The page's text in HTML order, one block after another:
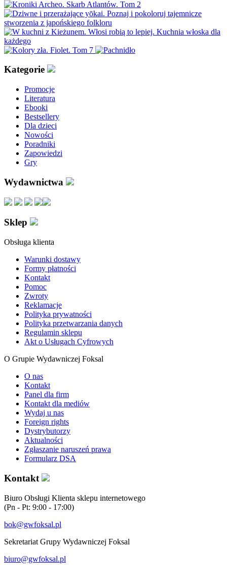
Kategorie
Promocje
Literatura
Ebooki
Bestsellery
Dla dzieci
Nowości
Poradniki
Zapowiedzi
Gry
Wydawnictwa
Sklep
Obsługa klienta
Warunki dostawy
Formy płatności
Kontakt
Pomoc
Zwroty
Reklamacje
Polityka prywatności
Polityka przetwarzania danych
Regulamin sklepu
Akt o Usługach Cyfrowych
O Grupie Wydawniczej Foksal
O nas
Kontakt
Panel dla firm
Kontakt dla mediów
Wydaj u nas
Foreign rights
Dystrybutorzy
Aktualności
Zgłaszanie naruszeń prawa
Formularz DSA
Kontakt
Biuro Obsługi Klienta sklepu internetowego
(Pn - Pt: 9:00 - 17:00)
bok@gwfoksal.pl
Sekretariat Grupy Wydawniczej Foksal
biuro@gwfoksal.pl